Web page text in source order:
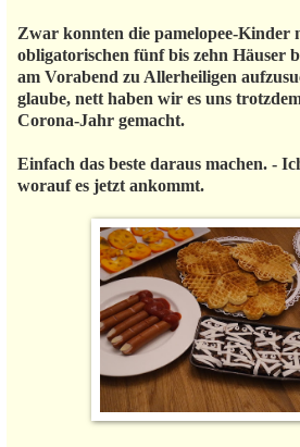
Zwar konnten die pamelopee-Kinder
obligatorischen fünf bis zehn Häuser
am Vorabend zu Allerheiligen
glaube, nett haben wir es uns
Corona-Jahr gemacht.
Einfach das beste daraus machen. -
worauf es jetzt ankommt.